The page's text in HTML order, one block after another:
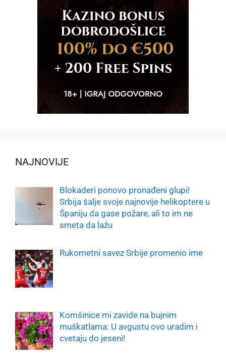
NAJNOVIJE
Blokaderi ponovo pronađeni glupi!
Srbija šalje svoje najnovije helikoptere u
Španiju da gase požare, ali to im ne
smeta da lažu
Rukometni savez Srbije promenio ime
Komšinice mi zavide na bujnim
muškatlama: U avgustu ovo uradim i
cvetaju do jeseni!